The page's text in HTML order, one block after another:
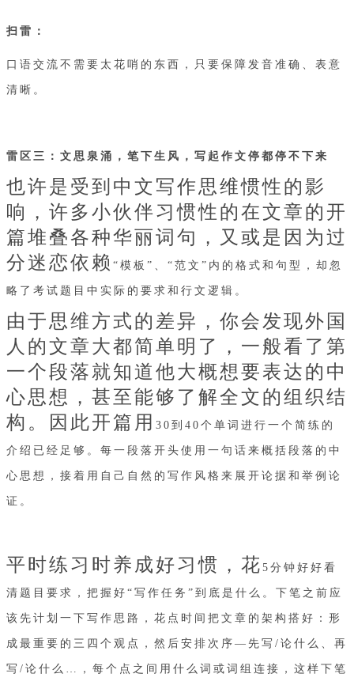
扫雷：
口语交流不需要太花哨的东西，只要保障发音准确、表意
清晰。
雷区三：文思泉涌，笔下生风，写起作文停都停不下来
也许是受到中文写作思维惯性的影
响，许多小伙伴习惯性的在文章的开
篇堆叠各种华丽词句，又或是因为过
分迷恋依赖 “模板”、“范文”内的格式和句型，却忽
略了考试题目中实际的要求和行文逻辑。
由于思维方式的差异，你会发现外国
人的文章大都简单明了，一般看了第
一个段落就知道他大概想要表达的中
心思想，甚至能够了解全文的组织结
构。因此开篇用 30到40个单词进行一个简练的
介绍已经足够。每一段落开头使用一句话来概括段落的中
心思想，接着用自己自然的写作风格来展开论据和举例论
证。
平时练习时养成好习惯，花 5分钟好好看
清题目要求，把握好“写作任务”到底是什么。下笔之前应
该先计划一下写作思路，花点时间把文章的架构搭好：形
成最重要的三四个观点，然后安排次序—先写/论什么、再
写/论什么…，每个点之间用什么词或词组连接，这样下笔